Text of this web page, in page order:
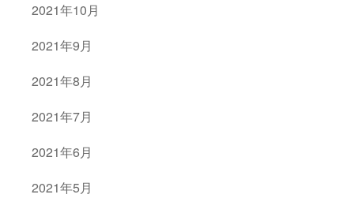
2021年10月
2021年9月
2021年8月
2021年7月
2021年6月
2021年5月